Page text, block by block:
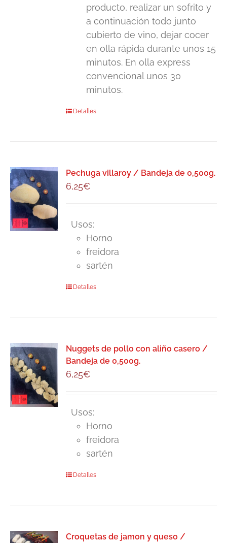
producto, realizar un sofrito y
a continuación todo junto
cubierto de vino, dejar cocer
en olla rápida durante unos 15
minutos. En olla express
convencional unos 30
minutos.
Detalles
Pechuga villaroy / Bandeja de 0,500g.
6,25€
Usos:
Horno
freidora
sartén
Detalles
Nuggets de pollo con aliño casero /
Bandeja de 0,500g.
6,25€
Usos:
Horno
freidora
sartén
Detalles
Croquetas de jamon y queso /